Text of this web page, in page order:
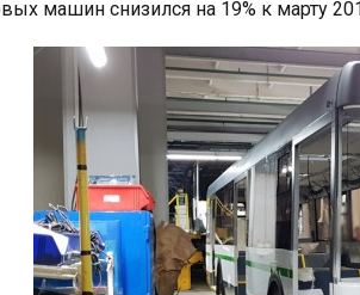
машин снизился на 19% к марту